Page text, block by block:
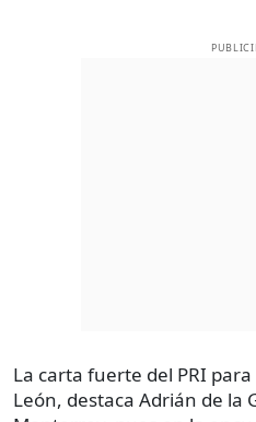
La carta fuerte del PRI
León, destaca Adrián de la